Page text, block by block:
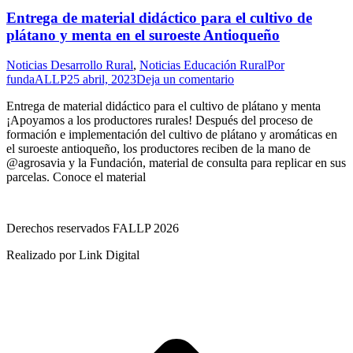
Entrega de material didáctico para el cultivo de
plátano y menta en el suroeste Antioqueño
Noticias Desarrollo Rural, Noticias Educación RuralPor
fundaALLP25 abril, 2023Deja un comentario
Entrega de material didáctico para el cultivo de plátano y menta
¡Apoyamos a los productores rurales! Después del proceso de
formación e implementación del cultivo de plátano y aromáticas en
el suroeste antioqueño, los productores reciben de la mano de
@agrosavia y la Fundación, material de consulta para replicar en sus
parcelas. Conoce el material
Derechos reservados FALLP 2026
Realizado por Link Digital